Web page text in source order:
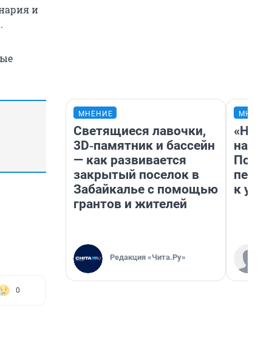
и
0
МНЕНИЕ
Светящиеся лавочки,
3D‑памятник и бассейн
— как развивается
закрытый поселок в
Забайкалье с помощью
грантов и жителей
Редакция «Чита.Ру»
надо
к